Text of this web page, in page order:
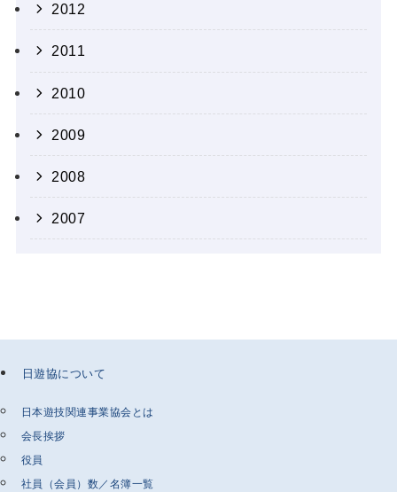
2012
2011
2010
2009
2008
2007
日遊協について
日本遊技関連事業協会とは
会長挨拶
役員
社員（会員）数／名簿一覧